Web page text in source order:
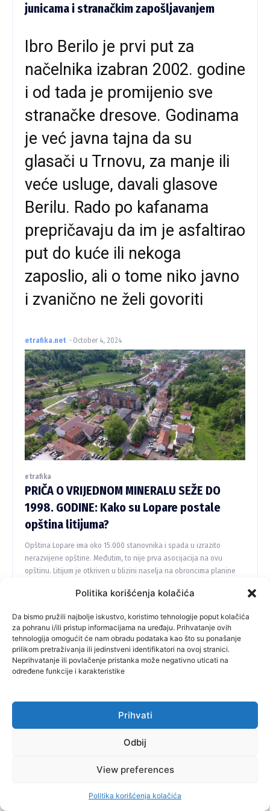
Politika korišćenja kolačića
Da bismo pružili najbolje iskustvo, koristimo tehnologije poput kolačića
za pohranu i/ili pristup informacijama na uređaju. Prihvatanje ovih
tehnologija omogućit će nam obradu podataka kao što su ponašanje
prilikom pretraživanja ili jedinstveni identifikatori na ovoj stranici.
Neprihvatanje ili povlačenje pristanka može negativno uticati na
određene funkcije i karakteristike
Prihvati
Odbij
View preferences
Politika korišćenja kolačića
junicama i stranačkim zapošljavanjem
Ibro Berilo je prvi put za
načelnika izabran 2002. godine
i od tada je promijenio sve
stranačke dresove. Godinama
je već javna tajna da su
glasači u Trnovu, za manje ili
veće usluge, davali glasove
Berilu. Rado po kafanama
prepričavaju da im je asfaltirao
put do kuće ili nekoga
zaposlio, ali o tome niko javno
i zvanično ne želi govoriti
etrafika.net - October 4, 2024
etrafika
PRIČA O VRIJEDNOM MINERALU SEŽE DO
1998. GODINE: Kako su Lopare postale
opština litijuma?
Opština Lopare ima oko 15.000 stanovnika i spada u izrazito
nerazvijene opštine. Međutim, to nije prva asocijacija na ovu
opštinu. Litijum je otkriven u blizini naselja na obroncima planine
će načelnik „zagaziti“ u treću deceniju